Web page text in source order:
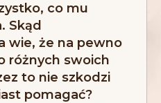
co mu
Skąd
wie, że na pewno
różnych swoich
to nie szkodzi
pomagać?